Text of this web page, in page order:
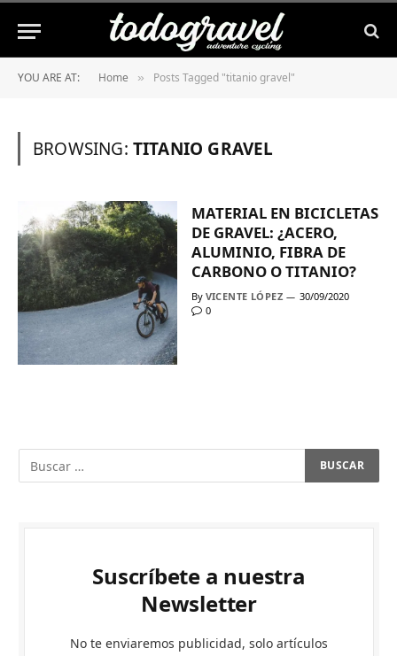
YOU ARE AT: Home » Posts Tagged "titanio gravel"
BROWSING: TITANIO GRAVEL
MATERIAL EN BICICLETAS
DE GRAVEL: ¿ACERO,
ALUMINIO, FIBRA DE
CARBONO O TITANIO?
By VICENTE LÓPEZ
30/09/2020
0
Suscríbete a nuestra
Newsletter
No te enviaremos publicidad, solo artículos